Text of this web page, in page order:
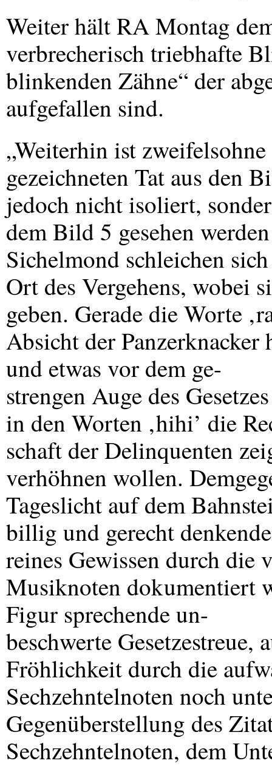
Weiter hält RA Montag
verbrecherisch triebhafte
blinkenden Zähne“ der
aufgefallen sind.
„Weiterhin ist
gezeichneten Tat aus den
jedoch nicht isoliert,
dem Bild 5 gesehen
Sichelmond schleichen
Ort des Vergehens, wobei
geben. Gerade die Worte
Absicht der
und etwas vor dem ge-
strengen Auge des
in den Worten ‚hihi’ die
schaft der Delinquenten
verhöhnen wollen.
Tageslicht auf dem
billig und gerecht
reines Gewissen durch die
Musiknoten dokumentiert
Figur sprechende un-
beschwerte Gesetzestreue,
Fröhlichkeit durch die
Sechzehntelnoten noch
Gegenüberstellung des
Sechzehntelnoten, dem